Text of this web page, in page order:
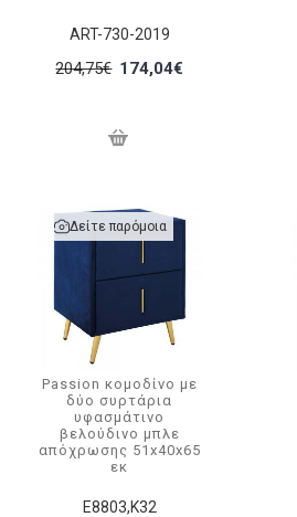
ART-730-2019
204,75€ 174,04€
Δείτε παρόμοια
Ε8803,Κ32
Passion κομοδίνο με
δύο συρτάρια
υφασμάτινο
βελούδινο μπλε
απόχρωσης 51x40x65
εκ